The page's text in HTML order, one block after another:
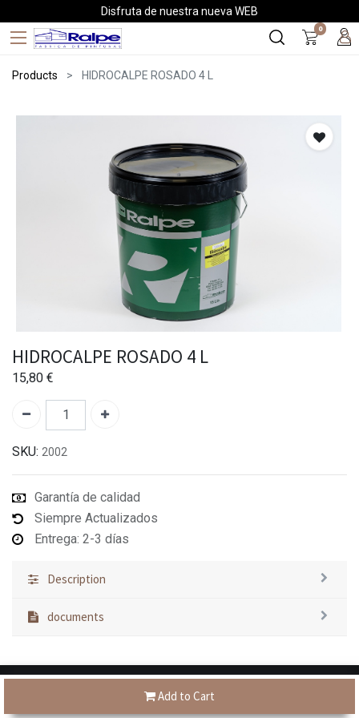
Disfruta de nuestra nueva WEB
0
Products HIDROCALPE ROSADO 4 L
Add to Cart
HIDROCALPE ROSADO 4 L
15,80 €
SKU: 2002
Garantía de calidad
Siempre Actualizados
Entrega: 2-3 días
Description
documents
Tienes dudas?